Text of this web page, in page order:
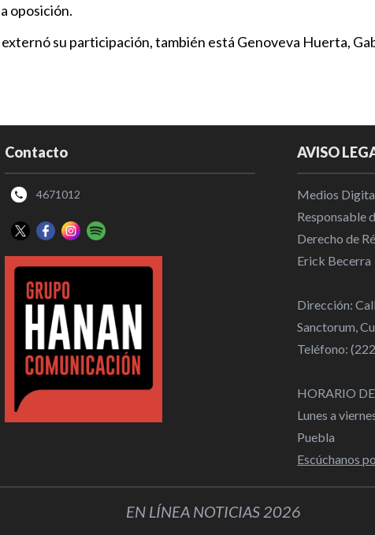
Política
|
Política |
oposición.
su participación, también está Genoveva Huerta,
Contacto
4671012
AVISO
Medios
Responsable
Derecho de
Erick Becerra
Dirección:
Sanctorum,
Teléfono:
HORARIO
Lunes a
Puebla
Escúchanos
EN LÍNEA NOTICIAS 2026